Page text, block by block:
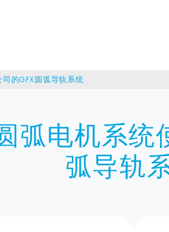
的GFX圆弧导轨系统
弧电机系统
弧导轨